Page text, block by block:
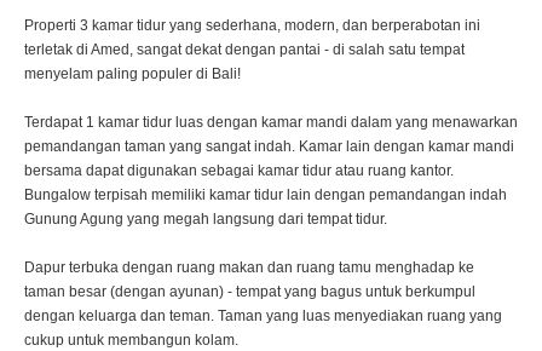
Properti 3 kamar tidur yang sederhana, modern, dan berperabotan ini
terletak di Amed, sangat dekat dengan pantai - di salah satu tempat
menyelam paling populer di Bali!
Terdapat 1 kamar tidur luas dengan kamar mandi dalam yang menawarkan
pemandangan taman yang sangat indah. Kamar lain dengan kamar mandi
bersama dapat digunakan sebagai kamar tidur atau ruang kantor.
Bungalow terpisah memiliki kamar tidur lain dengan pemandangan indah
Gunung Agung yang megah langsung dari tempat tidur.
Dapur terbuka dengan ruang makan dan ruang tamu menghadap ke
taman besar (dengan ayunan) - tempat yang bagus untuk berkumpul
dengan keluarga dan teman. Taman yang luas menyediakan ruang yang
cukup untuk membangun kolam.